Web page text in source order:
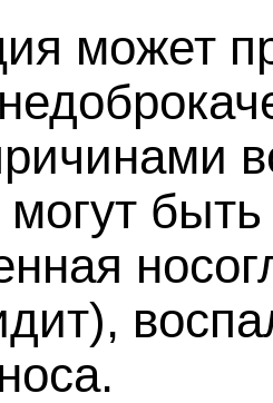
может
могут